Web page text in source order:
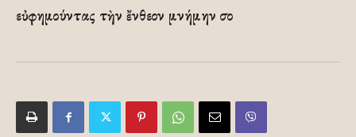
εὐφημούντας τὴν ἔνθεον μνήμην σο